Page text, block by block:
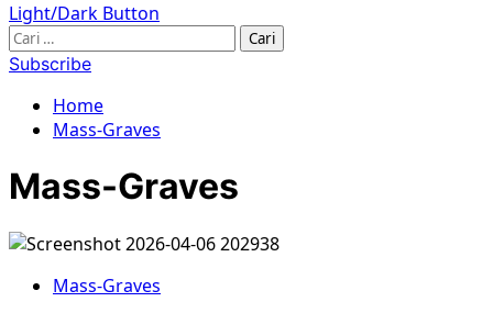
Light/Dark Button
Cari
untuk:
Subscribe
Home
Mass-Graves
Mass-Graves
Mass-Graves